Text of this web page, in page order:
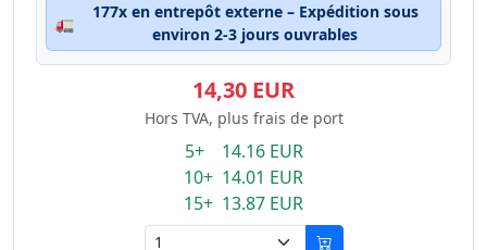
🚛
177x en entrepôt externe – Expédition sous
environ 2-3 jours ouvrables
14,30 EUR
Hors TVA, plus frais de port
5+ 14.16 EUR
10+ 14.01 EUR
15+ 13.87 EUR